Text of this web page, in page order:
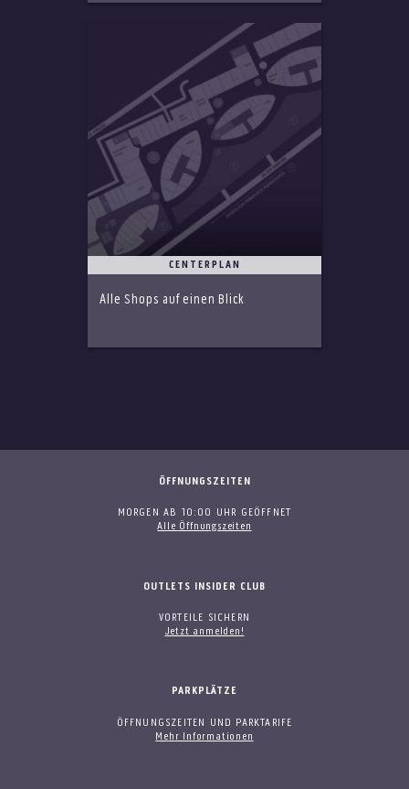
CENTERPLAN
Alle Shops auf einen Blick
ÖFFNUNGSZEITEN
MORGEN AB 10:00 UHR GEÖFFNET
Alle Öffnungszeiten
OUTLETS INSIDER CLUB
VORTEILE SICHERN
Jetzt anmelden!
PARKPLÄTZE
ÖFFNUNGSZEITEN UND PARKTARIFE
Mehr Informationen